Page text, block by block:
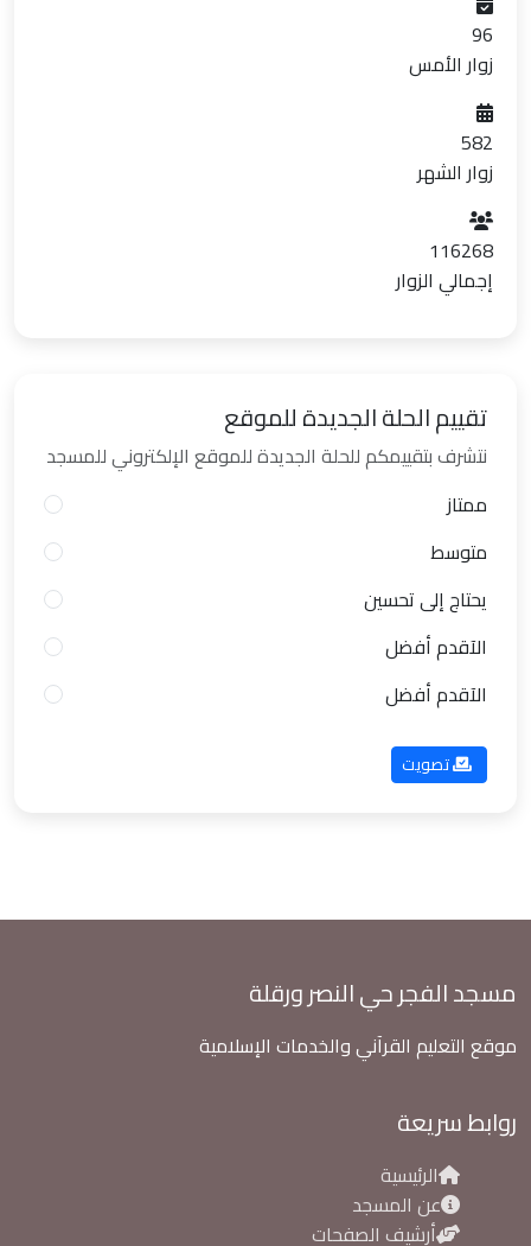
96
زوار الأمس
582
زوار الشهر
116268
إجمالي الزوار
تقييم الحلة الجديدة للموقع
نتشرف بتقييمكم للحلة الجديدة للموقع الإلكتروني للمسجد
ممتاز
متوسط
يحتاج إلى تحسين
الآقدم أفضل
الآقدم أفضل
تصويت
مسجد الفجر حي النصر ورقلة
موقع التعليم القرآني والخدمات الإسلامية
روابط سريعة
الرئيسية
عن المسجد
أرشيف الصفحات